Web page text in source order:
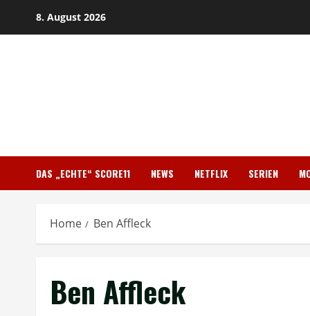
8. August 2026
DAS „ECHTE“ SCORE11 NEWS NETFLIX SERIEN
Home Ben Affleck
Ben Affleck